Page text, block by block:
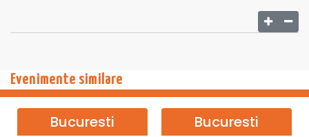
Evenimente similare
Bucuresti Bucuresti